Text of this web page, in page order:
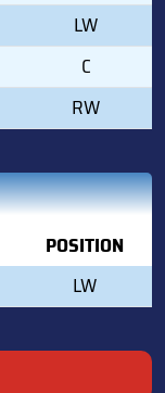
LW
C
RW
POSITION
LW